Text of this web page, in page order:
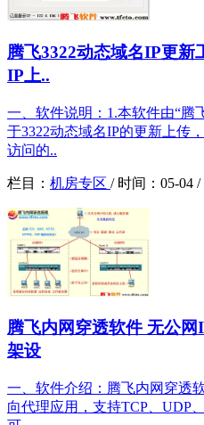
腾飞3322动态域名IP更新
IP上..
一、软件说明：1.本软件由“腾
于3322动态域名IP的更新上传
访问的..
栏目： 机房专区 / 时间： 05-04 /
腾飞内网穿透软件 无公
架设
一、软件介绍：腾飞内网穿透
向代理应用，支持TCP、UDP